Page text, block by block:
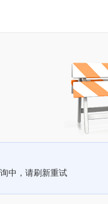
中，请刷新重试